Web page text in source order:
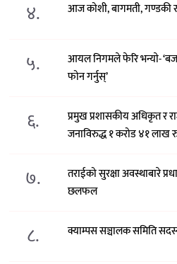
४. आज कोशी, बागमती, गण्डकी र
५.
आयल निगमले फेरि भन्याे-
फोन गर्नुस्’
६.
प्रमुख प्रशासकीय अधिकृत र
जनाविरुद्ध १ करोड ४१ लाख
७.
तराईको सुरक्षा अवस्थाबारे
छलफल
८. क्याम्पस सञ्चालक समिति